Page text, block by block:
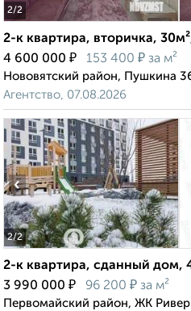
2/2
2-к квартира, вторичка,
4 600 000 ₽ 153 400 ₽ за м²
Нововятский район, Пушкина
Агентство, 07.08.2026
2/2
‹
2-к квартира, сданный дом,
3 990 000 ₽ 96 200 ₽ за м²
Первомайский район, ЖК